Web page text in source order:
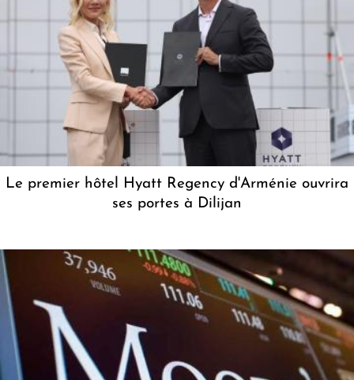
Le premier hôtel Hyatt Regency d'Arménie ouvrira
ses portes à Dilijan